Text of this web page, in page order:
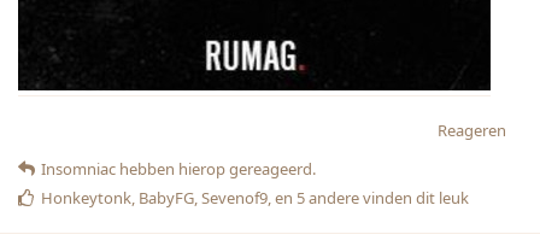
Pietje1987
ik heb nog een zak gevonden! Maar nu spijt
van, teveel op
Reageren
Pimpelmeesje 27 dec. 2018